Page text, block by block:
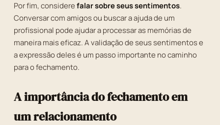
Por fim, considerefalar sobre seus sentimentos.
Conversar com amigos ou buscar a ajuda de um
profissional pode ajudar a processar as memórias de
maneira mais eficaz. A validação de seus sentimentos e
a expressão deles é um passo importante no caminho
para o fechamento.
A importância do fechamento em
um relacionamento